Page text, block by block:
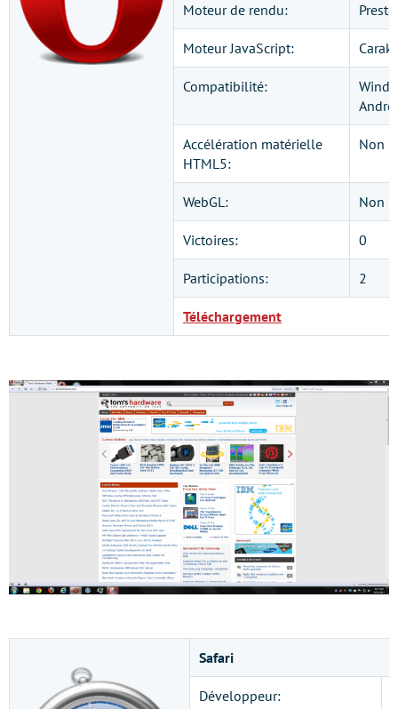
Moteur de rendu: Presto
Moteur JavaScript:
Compatibilité:
Accélération matérielle
HTML5:
Non
WebGL: Non
Victoires: 0
Participations: 2
Téléchargement
Safari
Développeur: